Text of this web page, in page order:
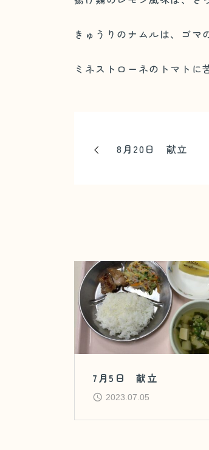
きゅうりのナムルは、ゴマ
ミネストローネのトマトに
8月20日 献立
7月5日 献立
2023.07.05